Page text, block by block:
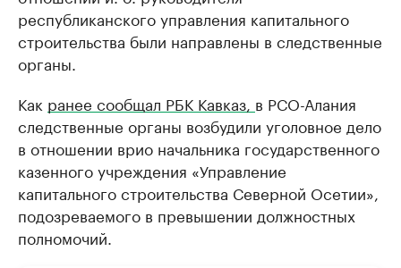
республиканского управления капитального
строительства были направлены в следственные
органы.
Как ранее сообщал РБК Кавказ, в РСО-Алания
следственные органы возбудили уголовное дело
в отношении врио начальника государственного
казенного учреждения «Управление
капитального строительства Северной Осетии»,
подозреваемого в превышении должностных
полномочий.